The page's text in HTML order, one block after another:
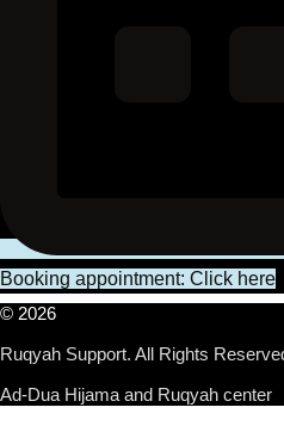
Booking appointment: Click here
© 2026
Ruqyah Support. All Rights
Ad-Dua Hijama and Ruqyah center